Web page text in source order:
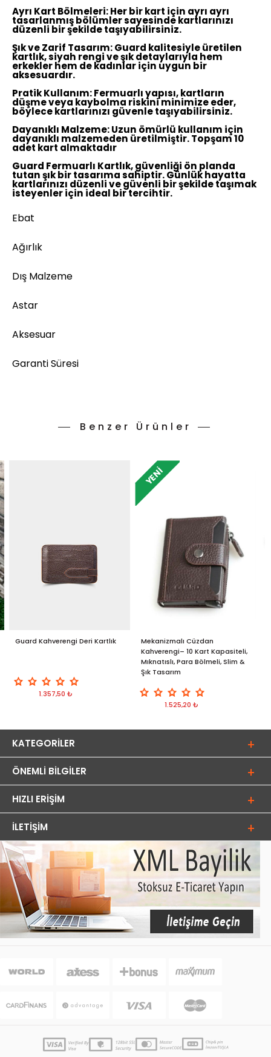
Ayrı Kart Bölmeleri:Her bir kart için ayrı ayrı
tasarlanmış bölümler sayesinde kartlarınızı
düzenli bir şekilde taşıyabilirsiniz.
Şık ve Zarif Tasarım:Guard kalitesiyle üretilen
kartlık, siyah rengi ve şık detaylarıyla hem
erkekler hem de kadınlar için uygun bir
aksesuardır.
Pratik Kullanım:Fermuarlı yapısı, kartların
düşme veya kaybolma riskini minimize eder,
böylece kartlarınızı güvenle taşıyabilirsiniz.
Dayanıklı Malzeme:Uzun ömürlü kullanım için
dayanıklı malzemeden üretilmiştir. Topşam 10
adet kart almaktadır
Guard Fermuarlı Kartlık, güvenliği ön planda
tutan şık bir tasarıma sahiptir. Günlük hayatta
kartlarınızı düzenli ve güvenli bir şekilde taşımak
isteyenler için ideal bir tercihtir.
Ebat
Ağırlık
Dış Malzeme
Astar
Aksesuar
Garanti Süresi
Benzer Ürünler
Guard Kahverengi Deri Kartlık
1.357,50 ₺
YENI
Mekanizmalı Cüzdan
Kahverengi– 10 Kart Kapasiteli,
Mıknatıslı, Para Bölmeli, Slim &
Şık Tasarım
1.525,20 ₺
KATEGORILER
ÖNEMLI BILGILER
HIZLI ERIŞIM
İLETIŞIM